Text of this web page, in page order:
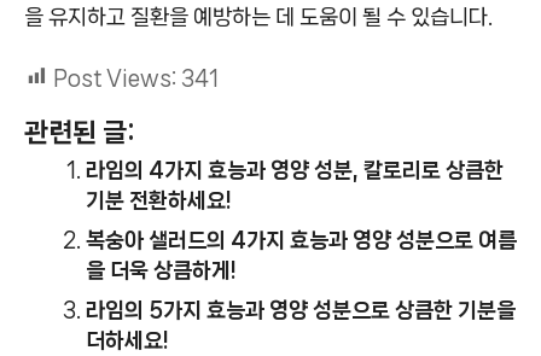
을 유지하고 질환을 예방하는 데 도움이 될 수 있습니다.
Post Views: 341
관련된 글:
라임의 4가지 효능과 영양 성분, 칼로리로 상큼한
기분 전환하세요!
복숭아 샐러드의 4가지 효능과 영양 성분으로 여름
을 더욱 상큼하게!
라임의 5가지 효능과 영양 성분으로 상큼한 기분을
더하세요!